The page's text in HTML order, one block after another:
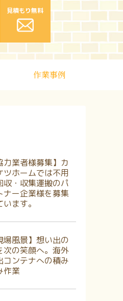
見積もり無料
作業事例
力業者様募集】カ
ツホームでは不用
収・収集運搬のパ
ナー企業様を募集
います。
場風景】想い出の
次の笑顔へ。海外
コンテナへの積み
作業